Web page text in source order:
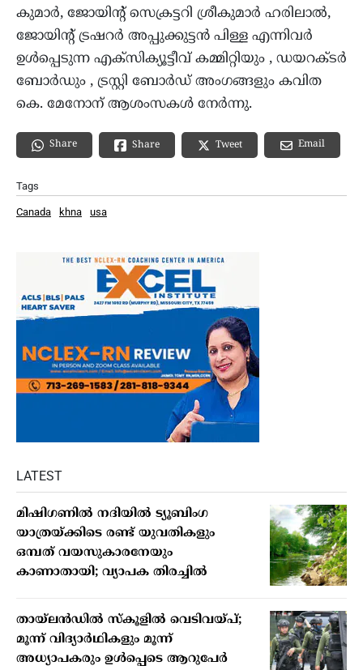
കുമാർ, ജോയിന്റ് സെക്രട്ടറി ശ്രീകുമാർ ഹരിലാൽ,
ജോയിന്റ് ട്രഷറർ അപ്പുക്കുട്ടൻ പിള്ള എന്നിവർ
ഉൾപ്പെടുന്ന എക്സിക്യൂട്ടീവ് കമ്മിറ്റിയും , ഡയറക്ടർ
ബോർഡും , ട്രസ്റ്റി ബോർഡ് അംഗങ്ങളും കവിത
കെ. മേനോന് ആശംസകൾ നേർന്നു.
Share Share Tweet Email
Tags
Canada khna usa
LATEST
മിഷിഗണില്‍ നദിയില്‍ ട്യൂബിംഗ
യാത്രയ്ക്കിടെ രണ്ട് യുവതികളും
ഒമ്പത് വയസുകാരനേയും
കാണാതായി; വ്യാപക തിരച്ചില്‍
തായ്ലന്‍ഡില്‍ സ്‌കൂളില്‍ വെടിവയ്പ്;
മൂന്ന് വിദ്യാര്‍ഥികളും മൂന്ന്
അധ്യാപകരും ഉള്‍പ്പെടെ ആറുപേര്‍